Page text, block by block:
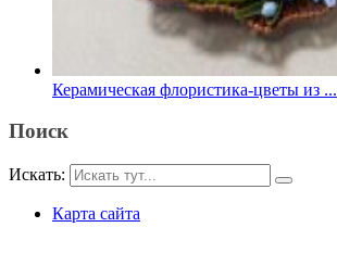
Керамическая флористика-цветы из ...
Поиск
Искать:
Карта сайта